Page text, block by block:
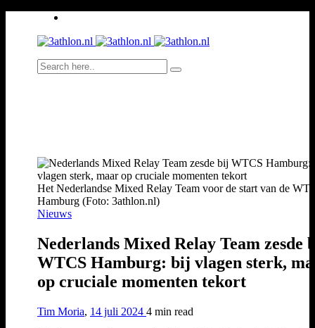
Het Nederlandse Mixed Relay Team voor de start van de
Hamburg (Foto: 3athlon.nl)
Nieuws
Nederlands Mixed Relay Team zesde
WTCS Hamburg: bij vlagen sterk,
op cruciale momenten tekort
Tim Moria, 14 juli 2024 4 min read